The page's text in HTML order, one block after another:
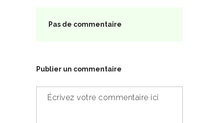
Pas de commentaire
Publier un commentaire